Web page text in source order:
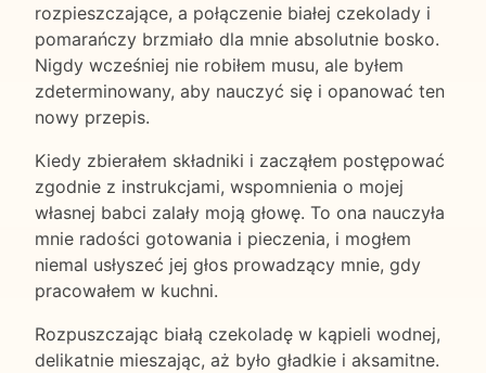
rozpieszczające, a połączenie białej czekolady i
pomarańczy brzmiało dla mnie absolutnie bosko.
Nigdy wcześniej nie robiłem musu, ale byłem
zdeterminowany, aby nauczyć się i opanować ten
nowy przepis.
Kiedy zbierałem składniki i zacząłem postępować
zgodnie z instrukcjami, wspomnienia o mojej
własnej babci zalały moją głowę. To ona nauczyła
mnie radości gotowania i pieczenia, i mogłem
niemal usłyszeć jej głos prowadzący mnie, gdy
pracowałem w kuchni.
Rozpuszczając białą czekoladę w kąpieli wodnej,
delikatnie mieszając, aż było gładkie i aksamitne.